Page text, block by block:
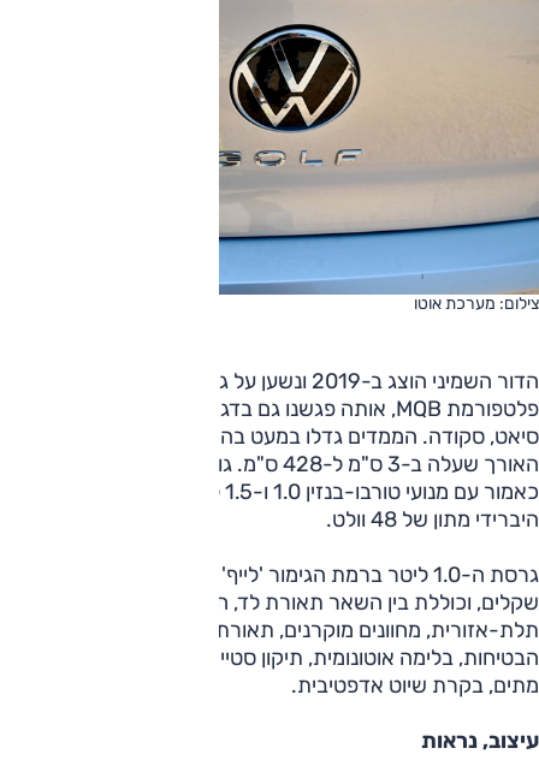
צילום: מערכת אוטו
הדור השמיני הוצג ב-2019 ונשען על גרסה משודרגת של
פלטפורמת MQB, אותה פגשנו גם בדגמים חדשים של אודי,
סיאט, סקודה. הממדים גדלו במעט בהשוואה לדור הקודם, כמו
האורך שעלה ב-3 ס"מ ל-428 ס"מ. גולף הרגילה מוצעת בארץ
כאמור עם מנועי טורבו-בנזין 1.0 ו-1.5 ליטר וצמוד להם מערך
היברידי מתון של 48 וולט.
תלת-אזורית, מחוונים מוקרנים, תאורת אווירה. במפרט
הבטיחות, בלימה אוטונומית, תיקון סטייה מנתיב, ניטור שטחים
מתים, בקרת שיוט אדפטיבית.
עיצוב, נראות